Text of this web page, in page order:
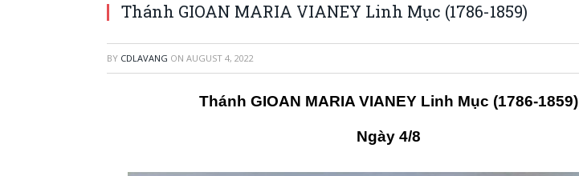
Thánh GIOAN MARIA VIANEY Linh Mục (1786-1859)
BY CDLAVANG ON AUGUST 4, 2022
Thánh GIOAN MARIA VIANEY Linh Mục (1786-1859)
Ngày 4/8